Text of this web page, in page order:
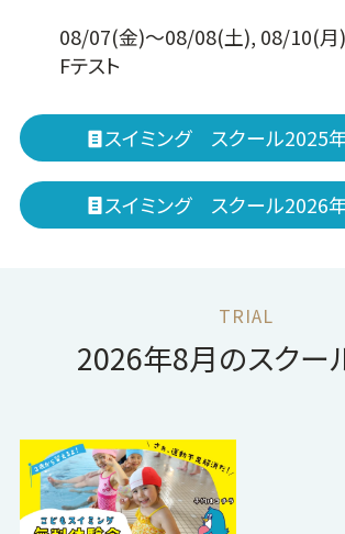
Fテスト
08/07(金)～08/08(土), 08/10(月)
スイミング スクール2025年
スイミング スクール2026年
2026年8月のスクー